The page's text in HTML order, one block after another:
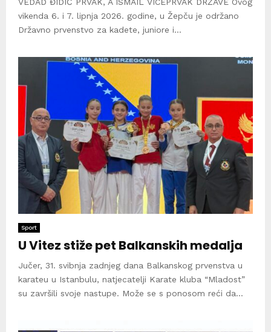
VEDAD ĐIDIĆ PRVAK, A ISMAIL VICEPRVAK DRŽAVE Ovog
vikenda 6. i 7. lipnja 2026. godine, u Žepču je održano
Državno prvenstvo za kadete, juniore i...
Sport
U Vitez stiže pet Balkanskih medalja
Jučer, 31. svibnja zadnjeg dana Balkanskog prvenstva u
karateu u Istanbulu, natjecatelji Karate kluba “Mladost”
su završili svoje nastupe. Može se s ponosom reći da...